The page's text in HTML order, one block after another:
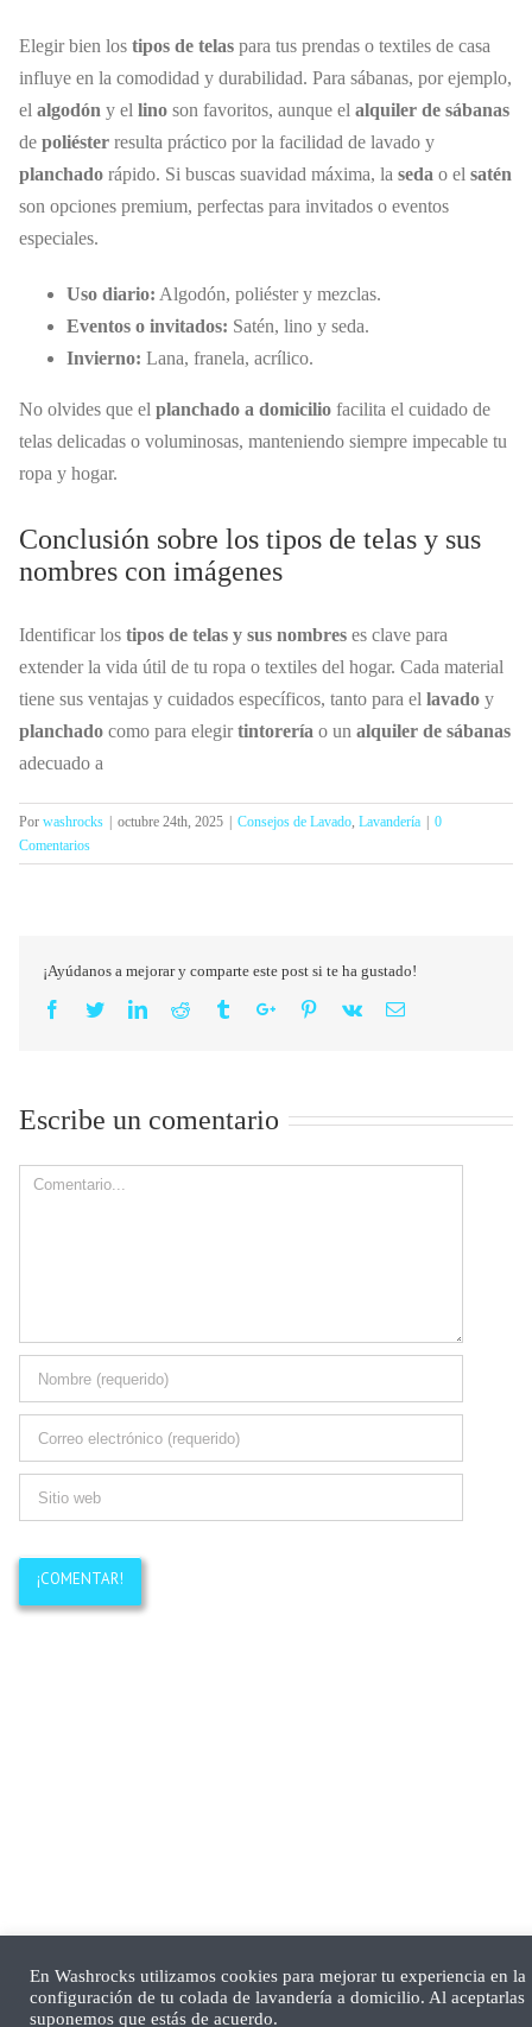
Elegir bien los tipos de telas para tus prendas o textiles de casa
influye en la comodidad y durabilidad. Para sábanas, por ejemplo,
el algodón y el lino son favoritos, aunque el alquiler de sábanas
de poliéster resulta práctico por la facilidad de lavado y
planchado rápido. Si buscas suavidad máxima, la seda o el satén
son opciones premium, perfectas para invitados o eventos
especiales.
Uso diario: Algodón, poliéster y mezclas.
Eventos o invitados: Satén, lino y seda.
Invierno: Lana, franela, acrílico.
No olvides que el planchado a domicilio facilita el cuidado de
telas delicadas o voluminosas, manteniendo siempre impecable tu
ropa y hogar.
Conclusión sobre los tipos de telas y sus
nombres con imágenes
Identificar los tipos de telas y sus nombres es clave para
extender la vida útil de tu ropa o textiles del hogar. Cada material
tiene sus ventajas y cuidados específicos, tanto para el lavado y
planchado como para elegirtintorería o un alquiler de sábanas
adecuado a
Por washrocks octubre 24th, 2025 Consejos de Lavado, Lavandería
0
Comentarios
¡Ayúdanos a mejorar y comparte este post si te ha gustado!
Facebook
TwitterLinkedinReddit TumblrGoogle+Pinterest
Vk Email
Escribe un comentario
Comment
En Washrocks utilizamos cookies para mejorar tu experiencia en la
configuración de tu colada de lavandería a domicilio. Al aceptarlas
suponemos que estás de acuerdo.